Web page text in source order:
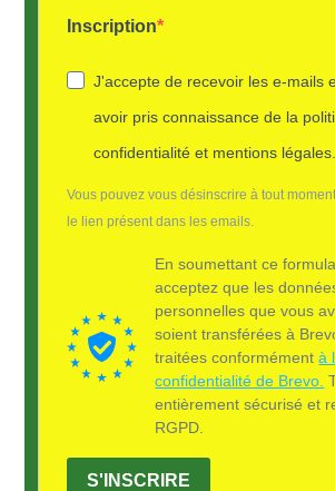
Inscription
J'accepte de recevoir les e-mails
avoir pris connaissance de la
confidentialité et mentions légales.
Vous pouvez vous désinscrire à tout
le lien présent dans les emails.
En soumettant ce
acceptez que les
personnelles que vous
soient transférées à
traitées conformémentà
confidentialité de Brevo.
entièrement sécurisé et
RGPD.
S'INSCRIRE